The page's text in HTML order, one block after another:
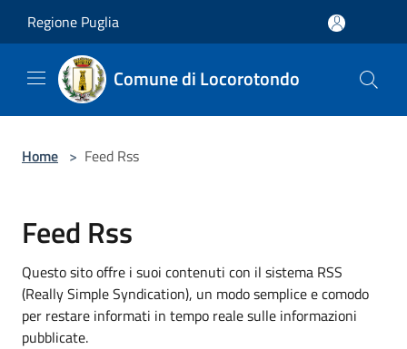
Regione Puglia
Comune di Locorotondo
Home > Feed Rss
Feed Rss
Questo sito offre i suoi contenuti con il sistema RSS
(Really Simple Syndication), un modo semplice e comodo
per restare informati in tempo reale sulle informazioni
pubblicate.